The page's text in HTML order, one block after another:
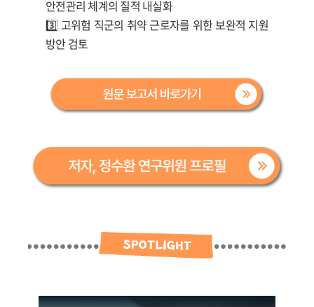
안전관리 체계의 질적 내실화
3️⃣ 고위험 직군의 취약 근로자를 위한 보완적 지원
방안 검토